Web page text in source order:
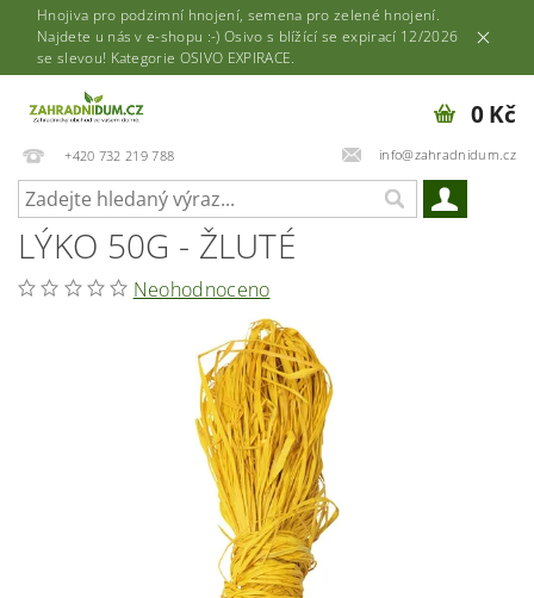
Hnojiva pro podzimní hnojení, semena pro zelené hnojení.
Najdete u nás v e-shopu :-) Osivo s blížící se expirací 12/2026
se slevou! Kategorie OSIVO EXPIRACE.
+420 732 219 788 info@zahradnidum.cz
0 Kč
LÝKO 50G - ŽLUTÉ
Neohodnoceno